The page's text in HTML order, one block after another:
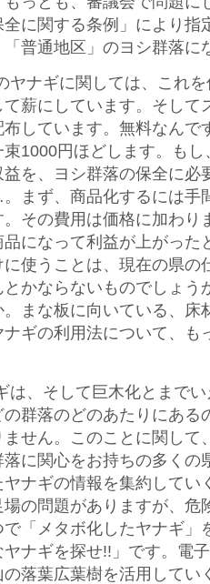
に関する条例」により指
普通地区」のヨシ群落に
ヤナギに関しては、これ
て薪にしています。そして
しています。無料なんで
1000円ほどします。も
を、ヨシ群落の保全に必
まず、商品化するには手
その費用は価格に加わり
になって利益が上がった
使うことは、現在の県の
かならないものでしょう
まな板に向いている、床
ギの利用法について、も
は、そして巨木化とまで
群落のどのあたりにある
せん。このことに関して
落に関心をお持ちの多くの
ナギの情報を集約してい
の問題がありますが、危
「メタボ化したヤナギ」
ナギを探せ!!」です。電
落葉広葉樹を活用してい